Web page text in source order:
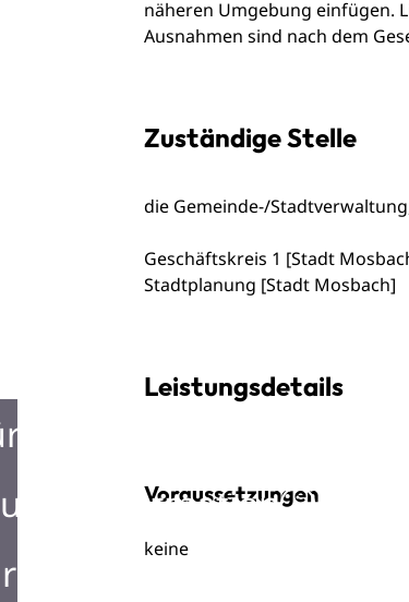
Information
in Mosbach
näheren Umgebung einfügen.
Ausnahmen sind nach dem
Zuständige Stelle
die Gemeinde-/
Geschäftskreis 1 [Stadt
Stadtplanung [Stadt Mosbach]
Leistungsdetails
Voraussetzungen
keine